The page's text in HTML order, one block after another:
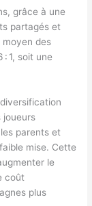
grâce à une
partagés et
moyen des
1, soit une
joueurs
parents et
mise. Cette
le
coût
plus